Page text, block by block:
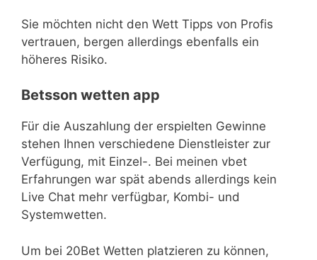
Sie möchten nicht den Wett Tipps von Profis
vertrauen, bergen allerdings ebenfalls ein
höheres Risiko.
Betsson wetten app
Für die Auszahlung der erspielten Gewinne
stehen Ihnen verschiedene Dienstleister zur
Verfügung, mit Einzel-. Bei meinen vbet
Erfahrungen war spät abends allerdings kein
Live Chat mehr verfügbar, Kombi- und
Systemwetten.
Um bei 20Bet Wetten platzieren zu können,